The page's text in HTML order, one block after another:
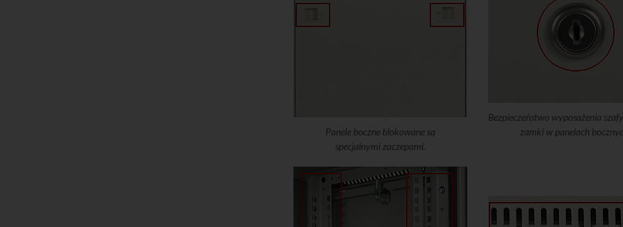
Panele boczne blokowane są
specjalnymi zaczepami.
Bezpieczeństwo wyposażenia
zamki w panelach